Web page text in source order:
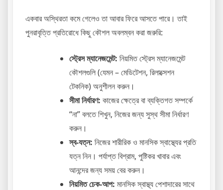
একবার অস্থিরতা কমে গেলেও তা আবার ফিরে আসতে পারে। তাই
পুনরাবৃত্তি প্রতিরোধে কিছু কৌশল অবলম্বন করা জরুরি:
স্ট্রেস ম্যানেজমেন্ট: নিয়মিত স্ট্রেস ম্যানেজমেন্ট
কৌশলগুলি (যেমন – মেডিটেশন, রিলাক্সেশন
টেকনিক) অনুশীলন করুন।
সীমা নির্ধারণ: কাজের ক্ষেত্রে বা ব্যক্তিগত সম্পর্কে
“না” বলতে শিখুন, নিজের জন্য সুস্থ সীমা নির্ধারণ
করুন।
স্ব-যত্ন: নিজের শারীরিক ও মানসিক স্বাস্থ্যের প্রতি
যত্ন নিন। পর্যাপ্ত বিশ্রাম, পুষ্টিকর খাবার এবং
আনন্দের জন্য সময় বের করুন।
নিয়মিত চেক-আপ: মানসিক স্বাস্থ্য পেশাদারের সাথে